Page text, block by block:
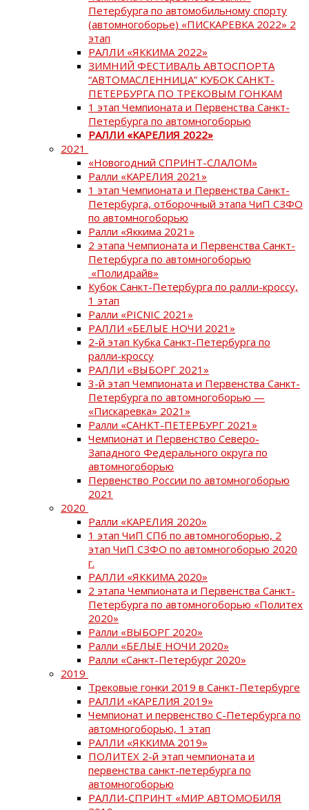
Петербурга по автомобильному спорту
(автомногоборье) «ПИСКАРЕВКА 2022» 2
этап
РАЛЛИ «ЯККИМА 2022»
ЗИМНИЙ ФЕСТИВАЛЬ АВТОСПОРТА
“АВТОМАСЛЕННИЦА” КУБОК САНКТ-
ПЕТЕРБУРГА ПО ТРЕКОВЫМ ГОНКАМ
1 этап Чемпионата и Первенства Санкт-
Петербурга по автомногоборью
РАЛЛИ «КАРЕЛИЯ 2022»
2021
«Новогодний СПРИНТ-СЛАЛОМ»
Ралли «КАРЕЛИЯ 2021»
1 этап Чемпионата и Первенства Санкт-
Петербурга, отборочный этапа ЧиП СЗФО
по автомногоборью
Ралли «Яккима 2021»
2 этапа Чемпионата и Первенства Санкт-
Петербурга по автомногоборью
«Полидрайв»
Кубок Санкт-Петербурга по ралли-кроссу,
1 этап
Ралли «PICNIC 2021»
РАЛЛИ «БЕЛЫЕ НОЧИ 2021»
2-й этап Кубка Санкт-Петербурга по
ралли-кроссу
РАЛЛИ «ВЫБОРГ 2021»
3-й этап Чемпионата и Первенства Санкт-
Петербурга по автомногоборью —
«Пискаревка» 2021»
Ралли «САНКТ-ПЕТЕРБУРГ 2021»
Чемпионат и Первенство Северо-
Западного Федерального округа по
автомногоборью
Первенство России по автомногоборью
2021
2020
Ралли «КАРЕЛИЯ 2020»
1 этап ЧиП СПб по автомногоборью, 2
этап ЧиП СЗФО по автомногоборью 2020
г.
РАЛЛИ «ЯККИМА 2020»
2 этапа Чемпионата и Первенства Санкт-
Петербурга по автомногоборью «Политех
2020»
Ралли «ВЫБОРГ 2020»
Ралли «БЕЛЫЕ НОЧИ 2020»
Ралли «Санкт-Петербург 2020»
2019
Трековые гонки 2019 в Санкт-Петербурге
РАЛЛИ «КАРЕЛИЯ 2019»
Чемпионат и первенство С-Петербурга по
автомногоборью, 1 этап
РАЛЛИ «ЯККИМА 2019»
ПОЛИТЕХ 2-й этап чемпионата и
первенства санкт-петербурга по
автомногоборью
РАЛЛИ-СПРИНТ «МИР АВТОМОБИЛЯ